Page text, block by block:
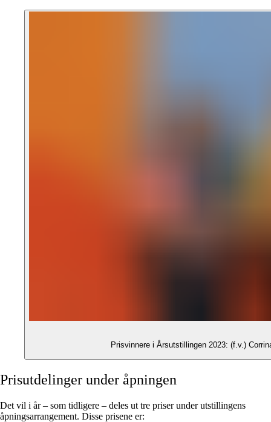
Prisvinnere i Årsutstillingen 2023: (f.v.)
Prisutdelinger under åpningen
Det vil i år – som tidligere – deles ut tre priser under utstillingens
åpningsarrangement. Disse prisene er: